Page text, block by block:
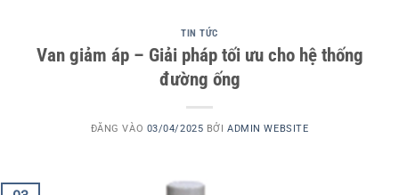
TIN TỨC
Van giảm áp – Giải pháp tối ưu cho hệ thống
đường ống
ĐĂNG VÀO 03/04/2025 BỞIADMIN WEBSITE